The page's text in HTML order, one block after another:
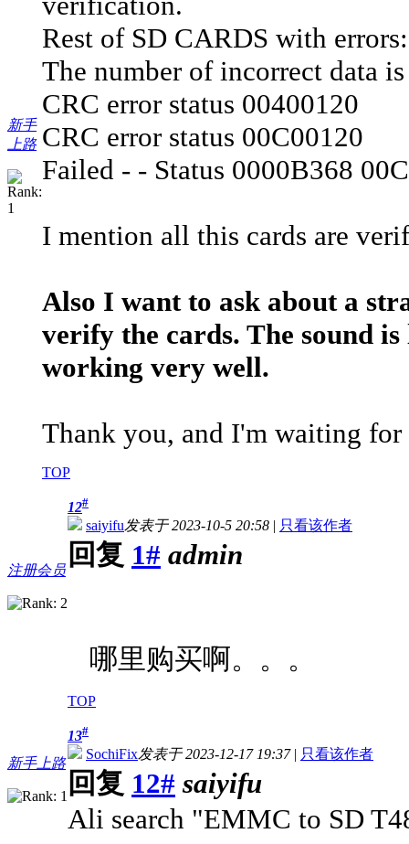
新手
上路
Rest of SD CARDS with errors:
The number of incorrect data
CRC error status 00400120
CRC error status 00C00120
Failed - - Status 0000B368
I mention all this cards are
Also I want to ask about a
verify the cards. The sound
working very well.
Thank you, and I'm waiting for
TOP
注册会员
12#
saiyifu发表于 2023-10-5 20:58 | 只看该作者
回复 1# admin
哪里购买啊。。。
TOP
新手上路
13#
SochiFix发表于 2023-12-17 19:37| 只看该作者
回复 12# saiyifu
Ali search "EMMC to SD